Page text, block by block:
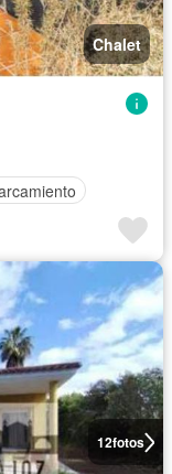
Chalet
12fotos